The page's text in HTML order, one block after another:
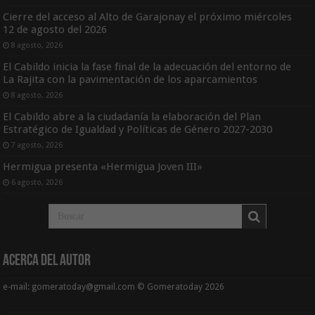
Cierre del acceso al Alto de Garajonay el próximo miércoles
12 de agosto del 2026
8 agosto, 2026
El Cabildo inicia la fase final de la adecuación del entorno de
La Rajita con la pavimentación de los aparcamientos
8 agosto, 2026
El Cabildo abre a la ciudadanía la elaboración del Plan
Estratégico de Igualdad y Políticas de Género 2027-2030
7 agosto, 2026
Hermigua presenta «Hermigua Joven III»
6 agosto, 2026
Acerca del Autor
e-mail: gomeratoday@gmail.com © Gomeratoday 2026